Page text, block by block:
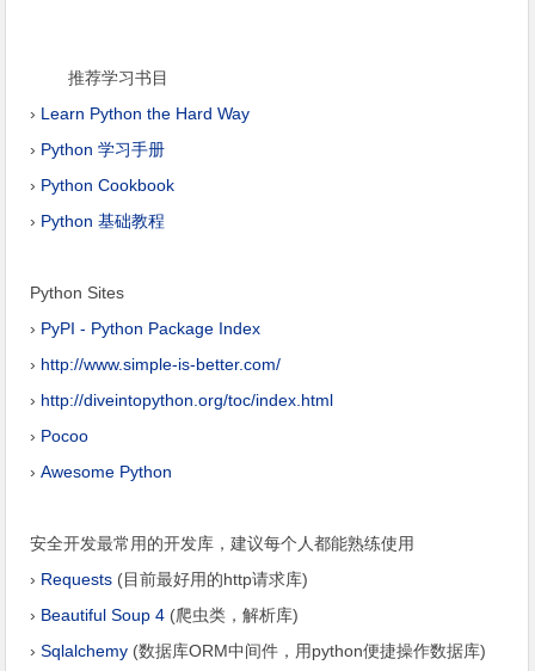
推荐学习书目
› Learn Python the Hard Way
› Python 学习手册
› Python Cookbook
› Python 基础教程
Python Sites
› PyPI - Python Package Index
› http://www.simple-is-better.com/
› http://diveintopython.org/toc/index.html
› Pocoo
›Awesome Python
安全开发最常用的开发库，建议每个人都能熟练使用
› Requests (目前最好用的http请求库)
› Beautiful Soup 4 (爬虫类，解析库)
›Sqlalchemy (数据库ORM中间件，用python便捷操作数据库)